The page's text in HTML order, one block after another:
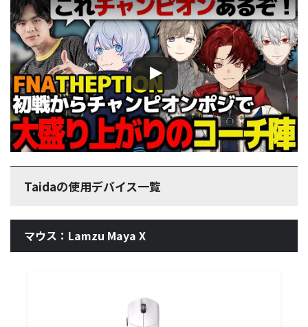
この動画を YouTube で視聴
Taidaの使用デバイス一覧
マウス：Lamzu Maya X